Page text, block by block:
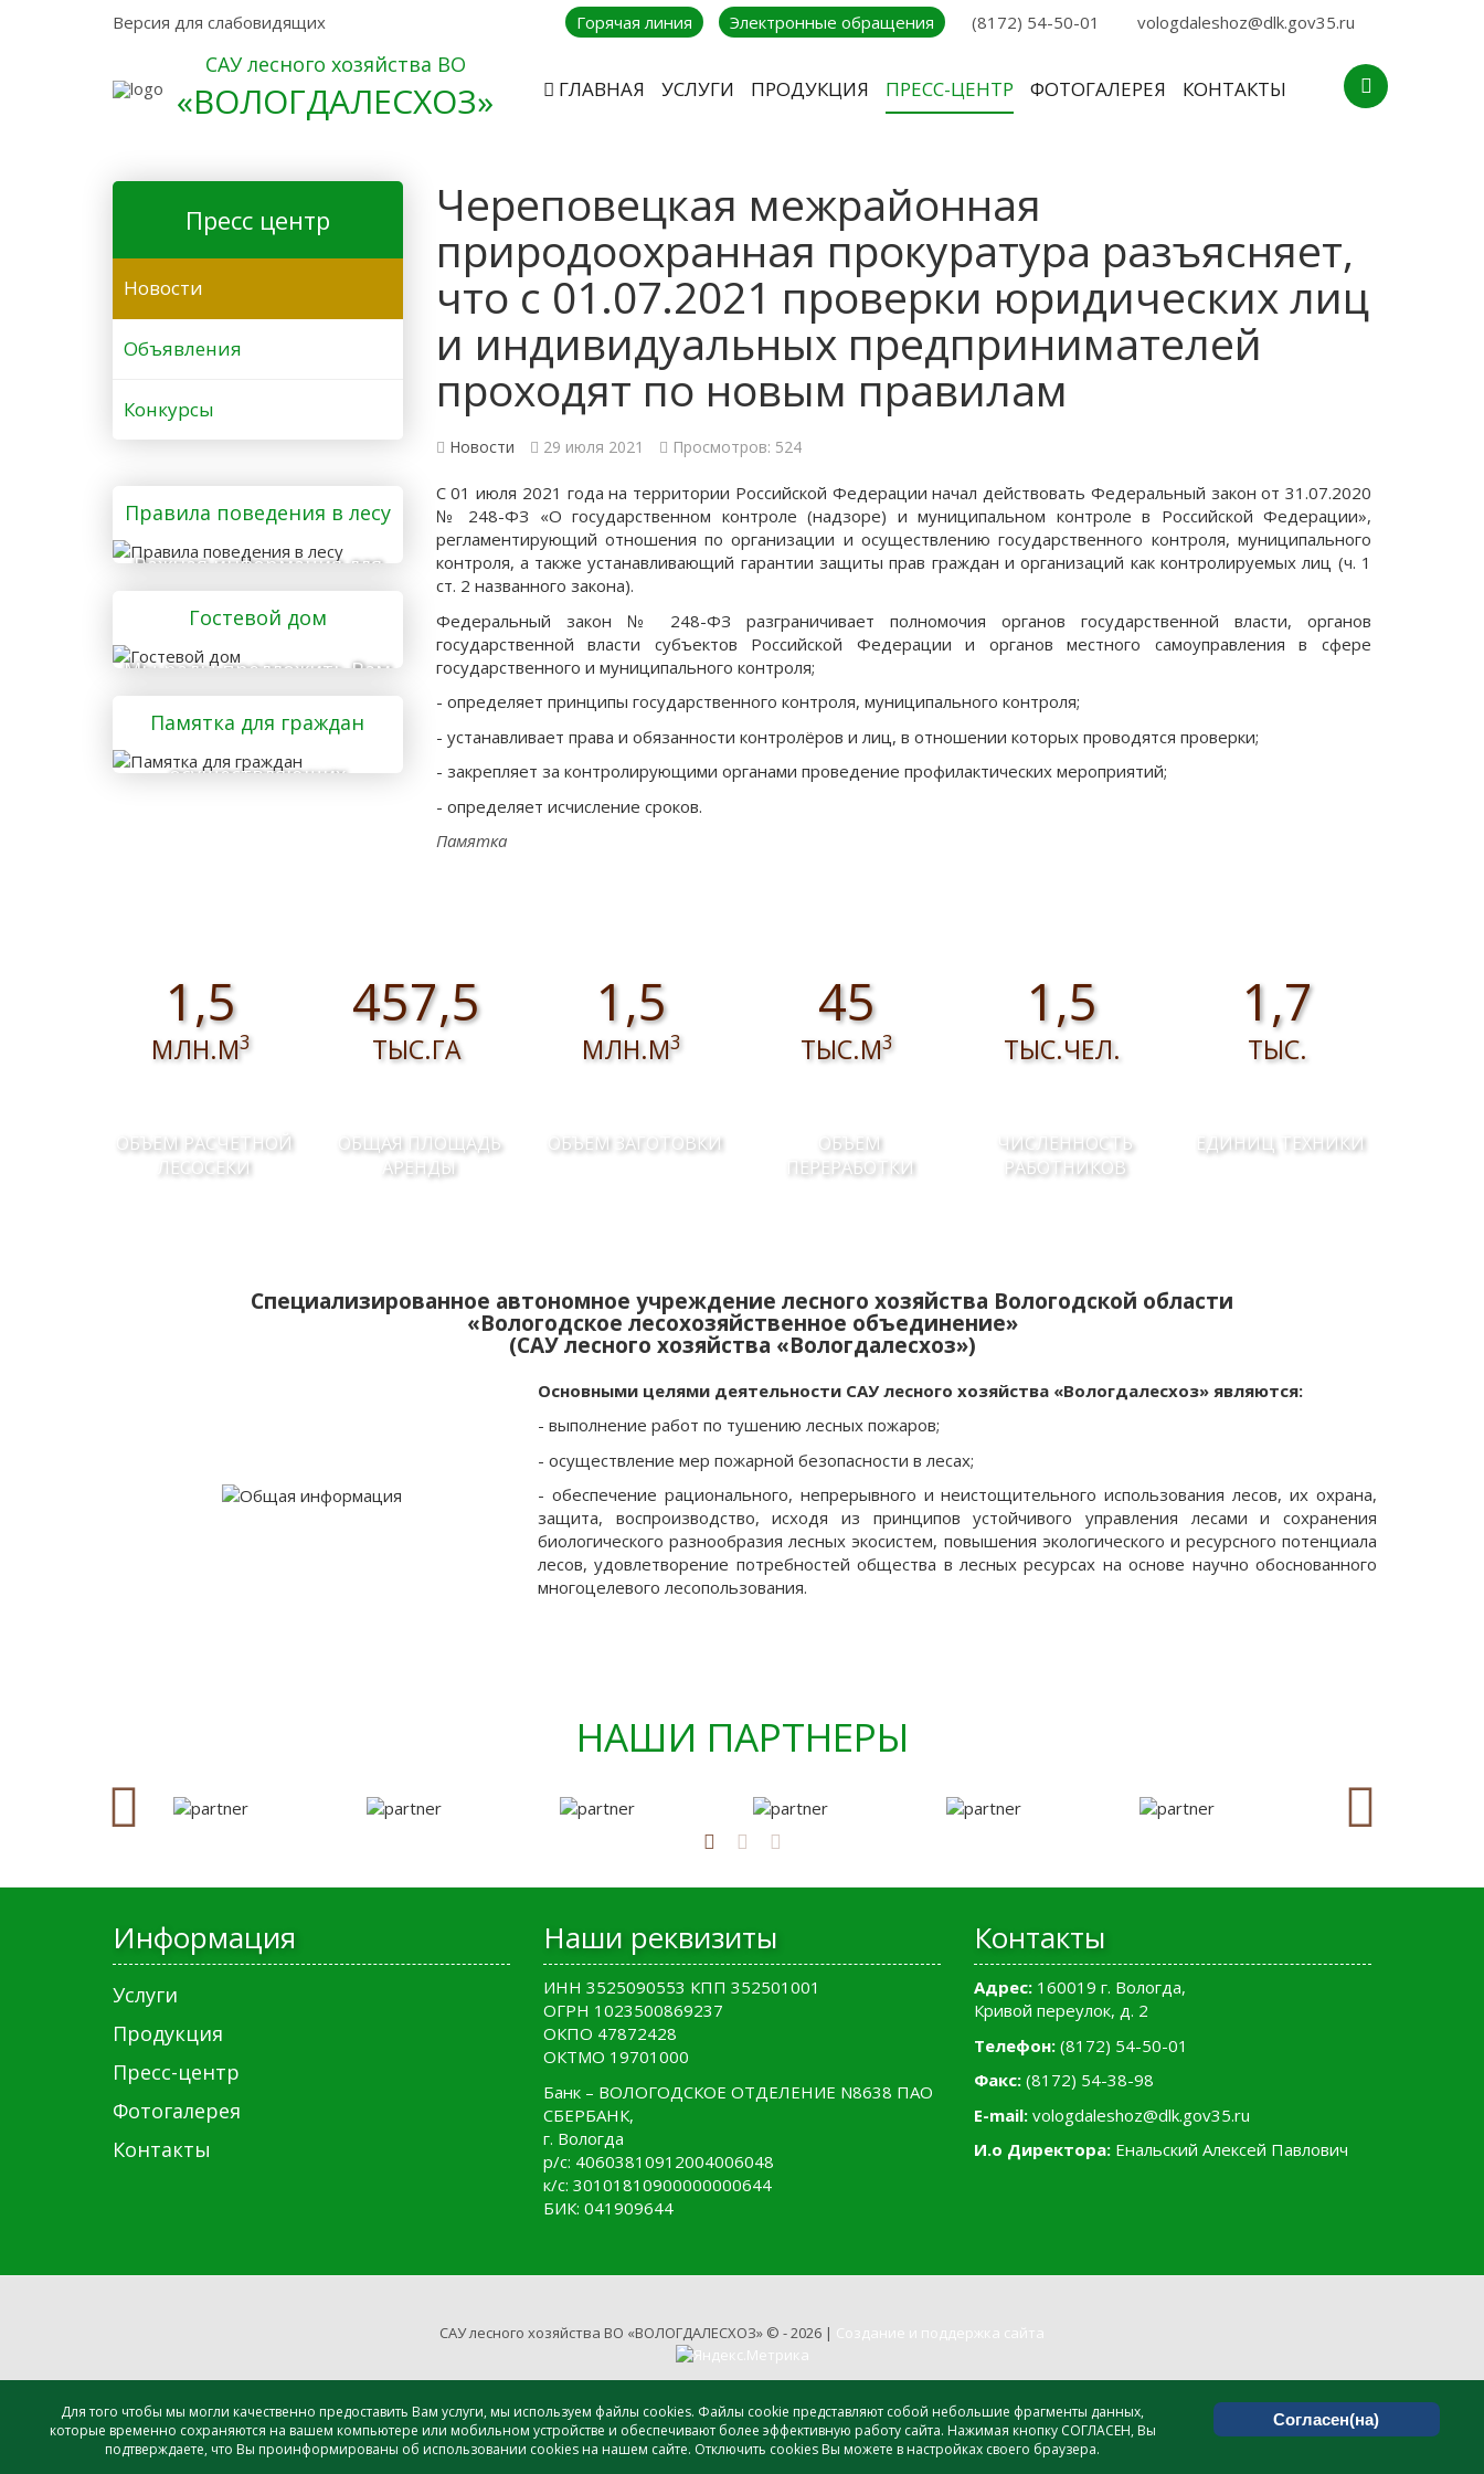
Версия для слабовидящих Горячая линия Электронные обращения (8172) 54-50-01 vologdaleshoz@dlk.gov35.ru
САУ лесного хозяйства ВО
«ВОЛОГДАЛЕСХОЗ» ГЛАВНАЯ УСЛУГИ ПРОДУКЦИЯ ПРЕСС-ЦЕНТР ФОТОГАЛЕРЕЯ КОНТАКТЫ
Череповецкая межрайонная
природоохранная прокуратура разъясняет,
что с 01.07.2021 проверки юридических лиц
и индивидуальных предпринимателей
проходят по новым правилам
Новости 29 июля 2021 Просмотров: 524
С 01 июля 2021 года на территории Российской Федерации начал действовать Федеральный закон от 31.07.2020
№ 248-ФЗ «О государственном контроле (надзоре) и муниципальном контроле в Российской Федерации»,
регламентирующий отношения по организации и осуществлению государственного контроля, муниципального
контроля, а также устанавливающий гарантии защиты прав граждан и организаций как контролируемых лиц (ч. 1
ст. 2 названного закона).
Федеральный закон № 248-ФЗ разграничивает полномочия органов государственной власти, органов
государственной власти субъектов Российской Федерации и органов местного самоуправления в сфере
государственного и муниципального контроля;
- определяет принципы государственного контроля, муниципального контроля;
- устанавливает права и обязанности контролёров и лиц, в отношении которых проводятся проверки;
- закрепляет за контролирующими органами проведение профилактических мероприятий;
- определяет исчисление сроков.
Памятка
Пресс центр
Новости
Объявления
Конкурсы
Правила поведения в лесу
Важная информация для
тех, кто отправляется в
лес
Гостевой дом
Мы рады предложить Вам
услуги гостевого дома
Памятка для граждан
осуществляющих
1,5
МЛН.М3
ОБЪЕМ РАСЧЕТНОЙ
ЛЕСОСЕКИ
457,5
ТЫС.ГА
ОБЩАЯ ПЛОЩАДЬ
АРЕНДЫ
1,5
МЛН.М3
ОБЪЕМ ЗАГОТОВКИ
45
ТЫС.М3
ОБЪЕМ
ПЕРЕРАБОТКИ
1,5
ТЫС.ЧЕЛ.
ЧИСЛЕННОСТЬ
РАБОТНИКОВ
1,7
ТЫС.
ЕДИНИЦ ТЕХНИКИ
Специализированное автономное учреждение лесного хозяйства Вологодской области
«Вологодское лесохозяйственное объединение»
(САУ лесного хозяйства «Вологдалесхоз»)
Основными целями деятельности САУ лесного хозяйства «Вологдалесхоз» являются:
- выполнение работ по тушению лесных пожаров;
- осуществление мер пожарной безопасности в лесах;
- обеспечение рационального, непрерывного и неистощительного использования лесов, их охрана,
защита, воспроизводство, исходя из принципов устойчивого управления лесами и сохранения
биологического разнообразия лесных экосистем, повышения экологического и ресурсного потенциала
лесов, удовлетворение потребностей общества в лесных ресурсах на основе научно обоснованного
многоцелевого лесопользования.
НАШИ ПАРТНЕРЫ
Информация
Услуги
Продукция
Пресс-центр
Фотогалерея
Контакты
Наши реквизиты
ИНН 3525090553 КПП 352501001
ОГРН 1023500869237
ОКПО 47872428
ОКТМО 19701000
Банк – ВОЛОГОДСКОЕ ОТДЕЛЕНИЕ N8638 ПАО
СБЕРБАНК,
г. Вологда
р/с: 40603810912004006048
к/с: 30101810900000000644
БИК: 041909644
Контакты
Адрес: 160019 г. Вологда,
Кривой переулок, д. 2
Телефон: (8172) 54-50-01
Факс: (8172) 54-38-98
E-mail: vologdaleshoz@dlk.gov35.ru
И.о Директора: Енальский Алексей Павлович
САУ лесного хозяйства ВО «ВОЛОГДАЛЕСХОЗ» © - 2026 | Создание и поддержка сайта
Для того чтобы мы могли качественно предоставить Вам услуги, мы используем файлы cookies. Файлы cookie представляют собой небольшие фрагменты данных,
которые временно сохраняются на вашем компьютере или мобильном устройстве и обеспечивают более эффективную работу сайта. Нажимая кнопку СОГЛАСЕН, Вы
подтверждаете, что Вы проинформированы об использовании cookies на нашем сайте. Отключить cookies Вы можете в настройках своего браузера.
Согласен(на)